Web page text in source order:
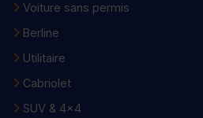
Voiture sans permis
Berline
Utilitaire
Cabriolet
SUV & 4x4